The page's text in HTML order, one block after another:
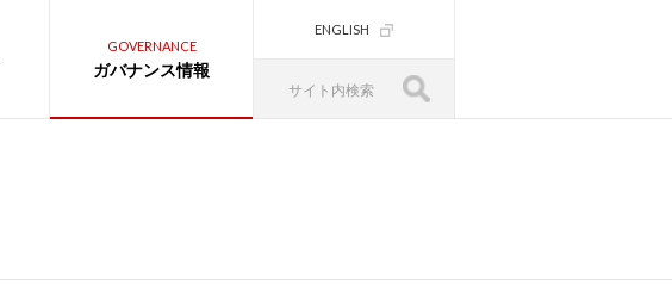
GOVERNANCE
ガバナンス情報
ENGLISH